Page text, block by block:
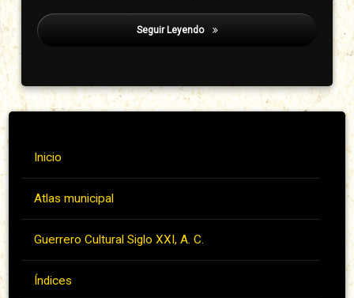
Seguir Leyendo Herrera Y Ricardos, José
Inicio
Atlas municipal
Guerrero Cultural Siglo XXI, A. C.
Índices